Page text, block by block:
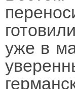
уже в